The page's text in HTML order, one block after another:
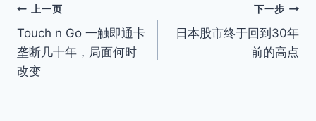
文
章
导
上一页
Touch n Go 一触即通卡
垄断几十年，局面何时
改变
下一步
日本股市终于回到30年
前的高点